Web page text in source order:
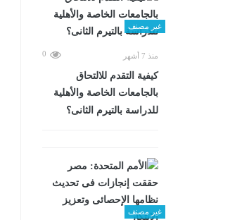
غير مصنف
منذ 7 أشهر 0
كيفية التقدم للالتحاق
بالجامعات الخاصة والأهلية
للدراسة بالتيرم الثانى؟
غير مصنف